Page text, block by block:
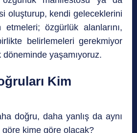
oluşturup, kendi geleceklerini
özgürlük alanlarını,
belirlemeleri gerekmiyor
yaşamıyoruz.
Kim
doğru, daha yanlış da aynı
kime göre olacak?